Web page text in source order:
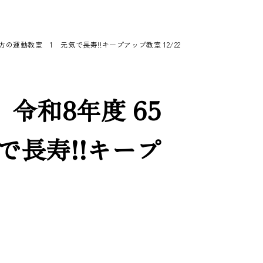
の運動教室 1 元気で長寿!!キープアップ教室 12/22
和8年度 65
長寿!!キープ